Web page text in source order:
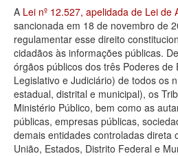
A Lei nº 12.527, apelidada de Lei de
sancionada em 18 de novembro de
regulamentar esse direito
cidadãos às informações públicas.
órgãos públicos dos três Poderes de
Legislativo e Judiciário) de todos os
estadual, distrital e municipal), os
Ministério Público, bem como as
públicas, empresas públicas,
demais entidades controladas direta
União, Estados, Distrito Federal e